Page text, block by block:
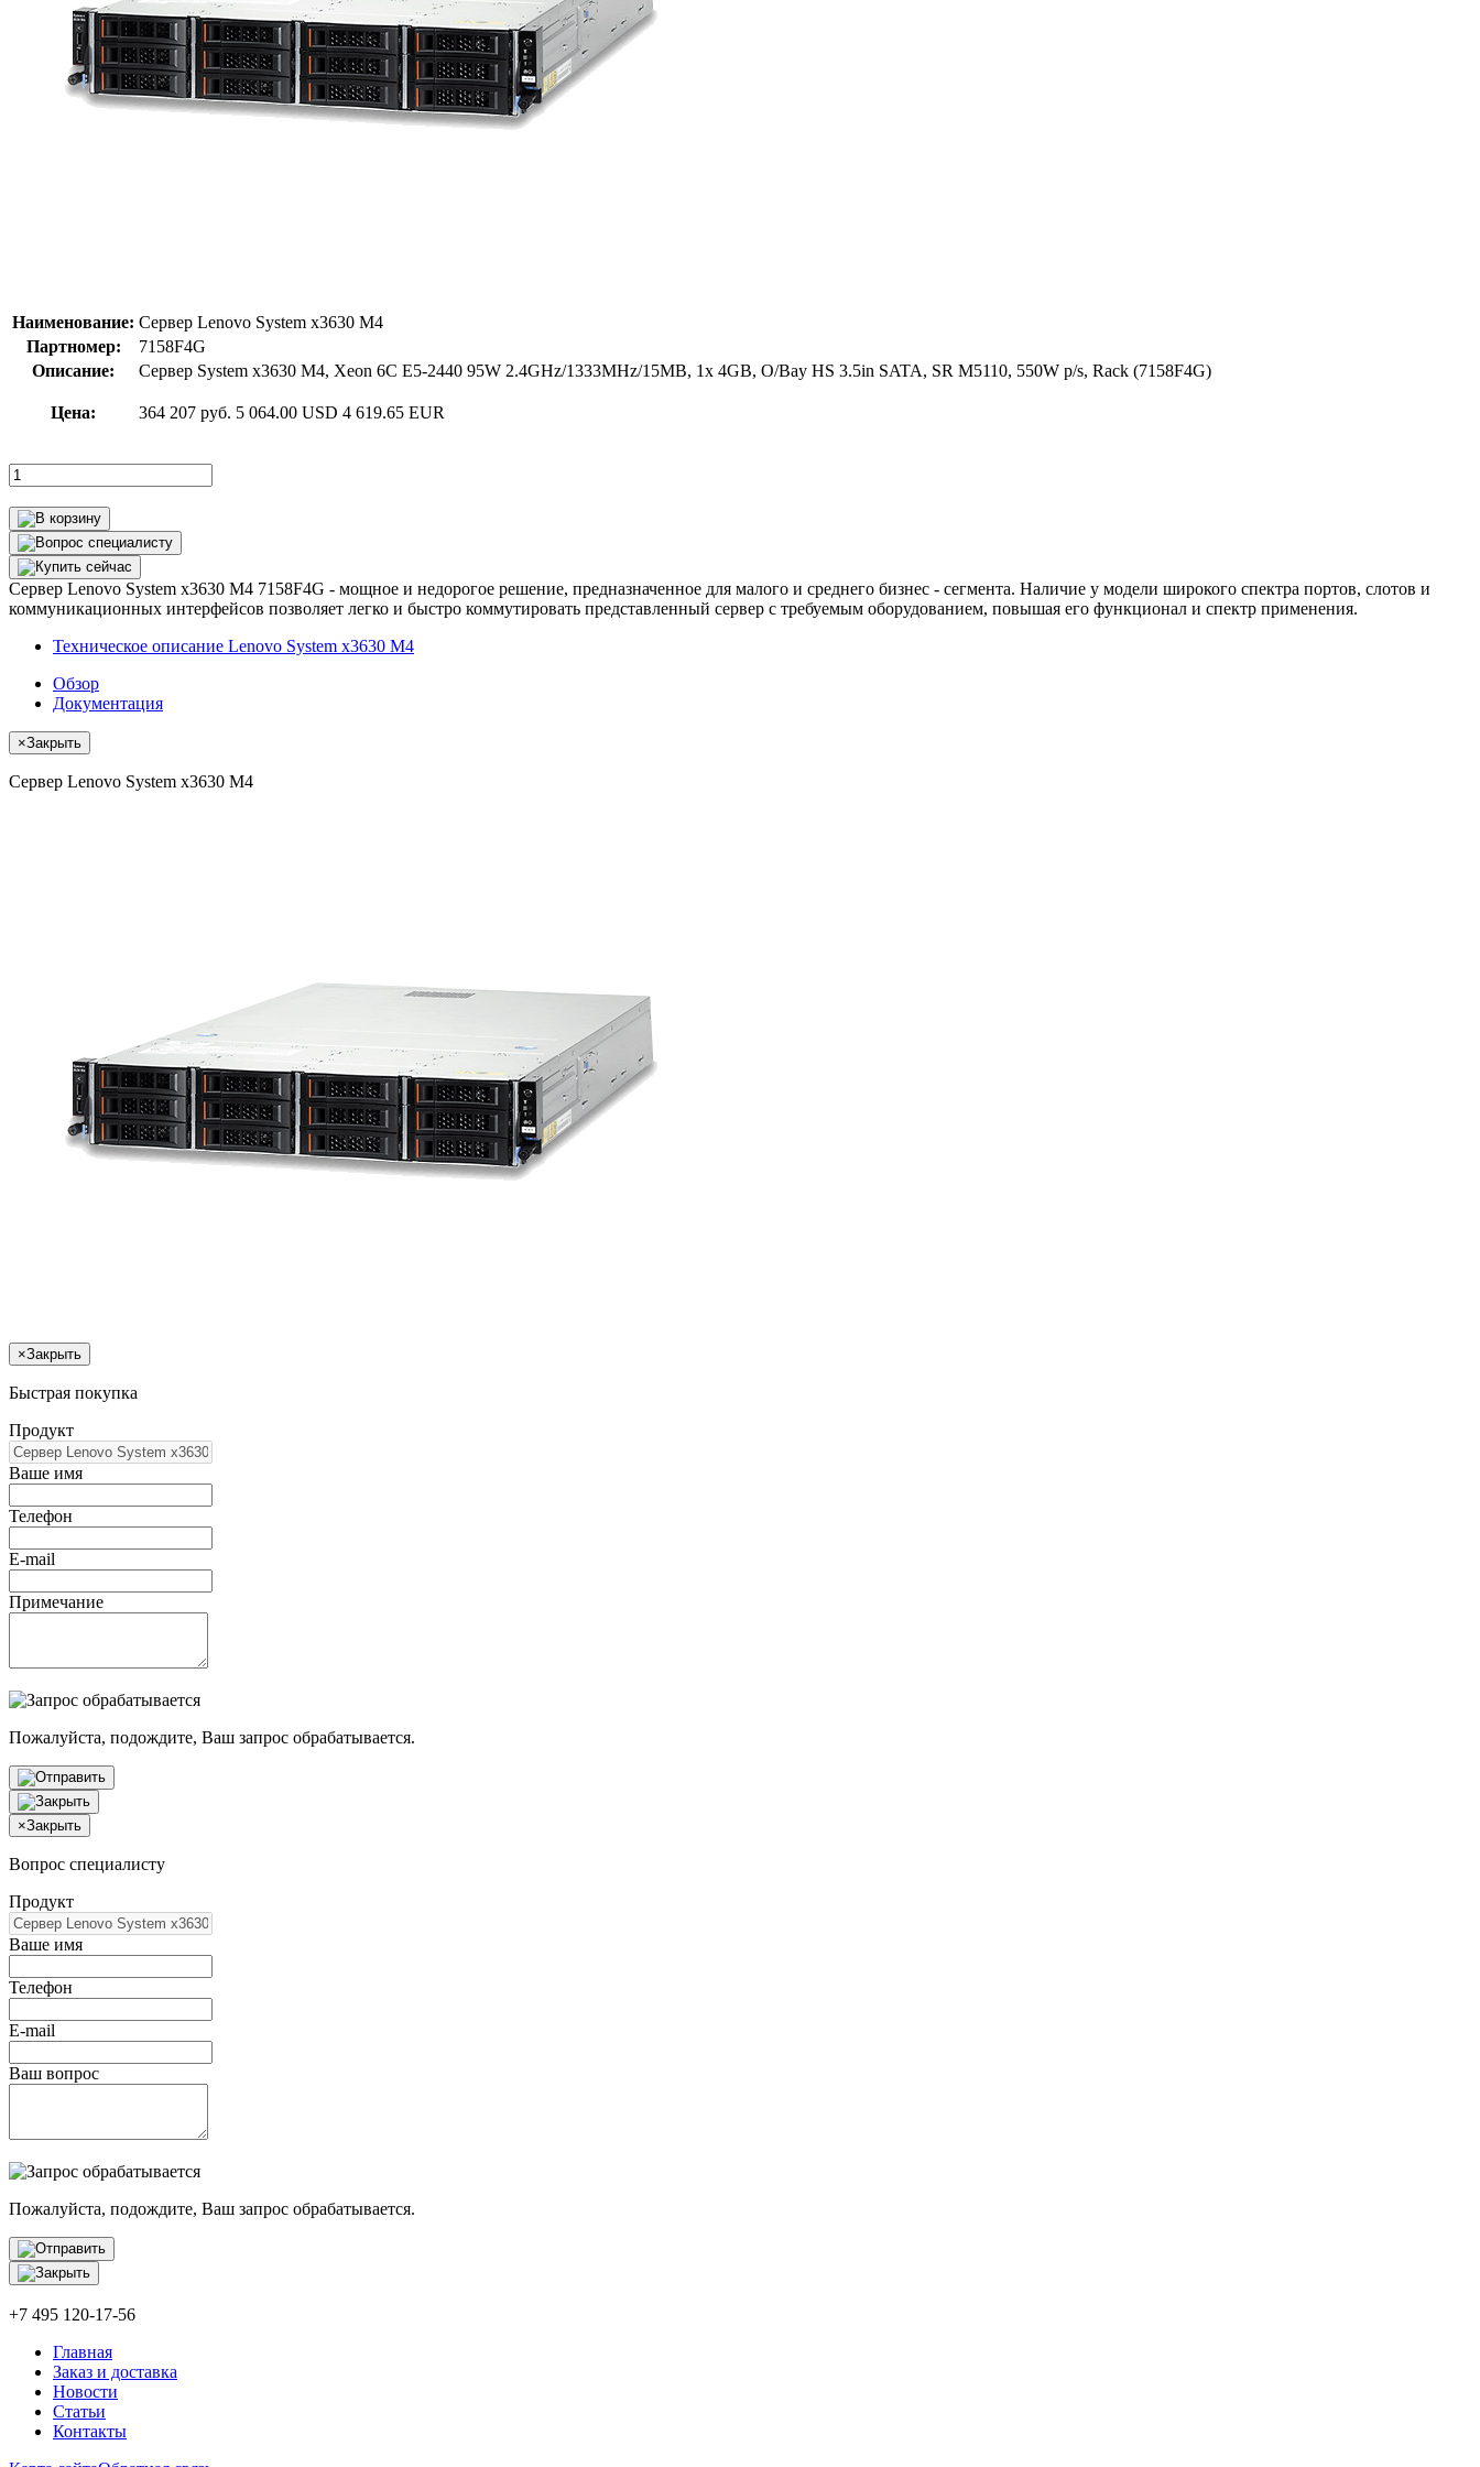
Наименование: Сервер Lenovo System x3630 M4
Партномер:
7158F4G
Описание:
Сервер System x3630 M4, Xeon 6C E5-2440 95W 2.4GHz/1333MHz/15MB, 1x 4GB, O/Bay HS 3.5in SATA, SR M5110, 550W p/s, Rack (7158F4G)
Цена: 364 207 руб. 5 064.00 USD 4 619.65 EUR
Сервер Lenovo System x3630 M4 7158F4G - мощное и недорогое решение, предназначенное для малого и среднего бизнес - сегмента. Наличие у модели широкого спектра портов, слотов и
коммуникационных интерфейсов позволяет легко и быстро коммутировать представленный сервер с требуемым оборудованием, повышая его функционал и спектр применения.
Техническое описание Lenovo System x3630 M4
Обзор
Документация
×Закрыть
Сервер Lenovo System x3630 M4
×Закрыть
Быстрая покупка
Продукт
Ваше имя
Телефон
E-mail
Примечание
Пожалуйста, подождите, Ваш запрос обрабатывается.
×Закрыть
Вопрос специалисту
Продукт
Ваше имя
Телефон
E-mail
Ваш вопрос
Пожалуйста, подождите, Ваш запрос обрабатывается.
+7 495 120-17-56
Главная
Заказ и доставка
Новости
Статьи
Контакты